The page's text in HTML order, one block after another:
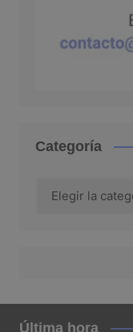
Categoría
Última hora